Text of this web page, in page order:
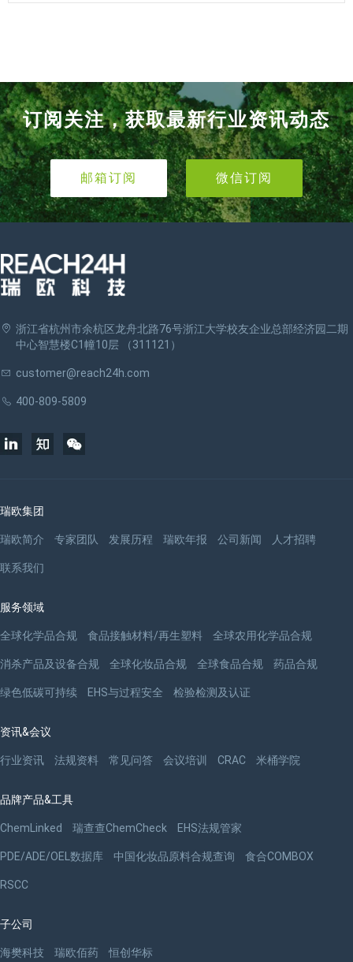
订阅关注，获取最新行业资讯动态
邮箱订阅 微信订阅
浙江省杭州市余杭区龙舟北路76号浙江大学校友企业总部经济园二期
中心智慧楼C1幢10层 （311121）
customer@reach24h.com
400-809-5809
瑞欧集团
瑞欧简介 专家团队 发展历程 瑞欧年报 公司新闻 人才招聘
联系我们
服务领域
全球化学品合规 食品接触材料/再生塑料 全球农用化学品合规
消杀产品及设备合规 全球化妆品合规 全球食品合规 药品合规
绿色低碳可持续 EHS与过程安全 检验检测及认证
资讯&会议
行业资讯 法规资料 常见问答 会议培训 CRAC 米桶学院
品牌产品&工具
ChemLinked 瑞查查ChemCheck EHS法规管家
PDE/ADE/OEL数据库 中国化妆品原料合规查询 食合COMBOX
RSCC
子公司
海樊科技 瑞欧佰药 恒创华标